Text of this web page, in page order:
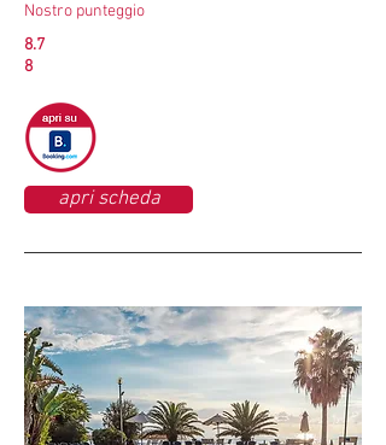
Nostro punteggio
8.7
8
apri scheda